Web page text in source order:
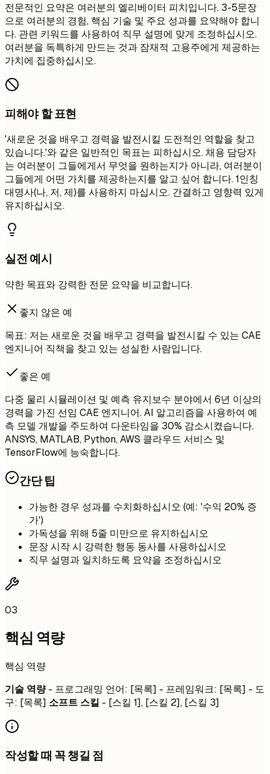
전문적인 요약은 여러분의 엘리베이터 피치입니다. 3-5문장
으로 여러분의 경험, 핵심 기술 및 주요 성과를 요약해야 합니
다. 관련 키워드를 사용하여 직무 설명에 맞게 조정하십시오.
여러분을 독특하게 만드는 것과 잠재적 고용주에게 제공하는
가치에 집중하십시오.
피해야 할 표현
'새로운 것을 배우고 경력을 발전시킬 도전적인 역할을 찾고
있습니다.'와 같은 일반적인 목표는 피하십시오. 채용 담당자
는 여러분이 그들에게서 무엇을 원하는지가 아니라, 여러분이
그들에게 어떤 가치를 제공하는지를 알고 싶어 합니다. 1인칭
대명사(나, 저, 제)를 사용하지 마십시오. 간결하고 영향력 있게
유지하십시오.
실전 예시
약한 목표와 강력한 전문 요약을 비교합니다.
좋지 않은 예
목표: 저는 새로운 것을 배우고 경력을 발전시킬 수 있는 CAE
엔지니어 직책을 찾고 있는 성실한 사람입니다.
좋은 예
다중 물리 시뮬레이션 및 예측 유지보수 분야에서 6년 이상의
경력을 가진 선임 CAE 엔지니어. AI 알고리즘을 사용하여 예
측 모델 개발을 주도하여 다운타임을 30% 감소시켰습니다.
ANSYS, MATLAB, Python, AWS 클라우드 서비스 및
TensorFlow에 능숙합니다.
간단 팁
가능한 경우 성과를 수치화하십시오 (예: '수익 20% 증
가')
가독성을 위해 5줄 미만으로 유지하십시오
문장 시작 시 강력한 행동 동사를 사용하십시오
직무 설명과 일치하도록 요약을 조정하십시오
03
핵심 역량
핵심 역량
기술 역량- 프로그래밍 언어: [목록] - 프레임워크: [목록] - 도
구: [목록] 소프트 스킬 - [스킬 1], [스킬 2], [스킬 3]
작성할 때 꼭 챙길 점